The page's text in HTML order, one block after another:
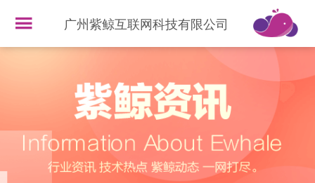
广州紫鲸互联网科技有限公司